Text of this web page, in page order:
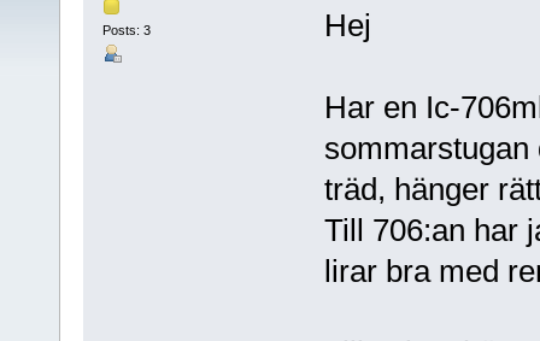
Posts: 3 Hej
Har en Ic-
träd, hänger
Till 706:an har
lirar bra med